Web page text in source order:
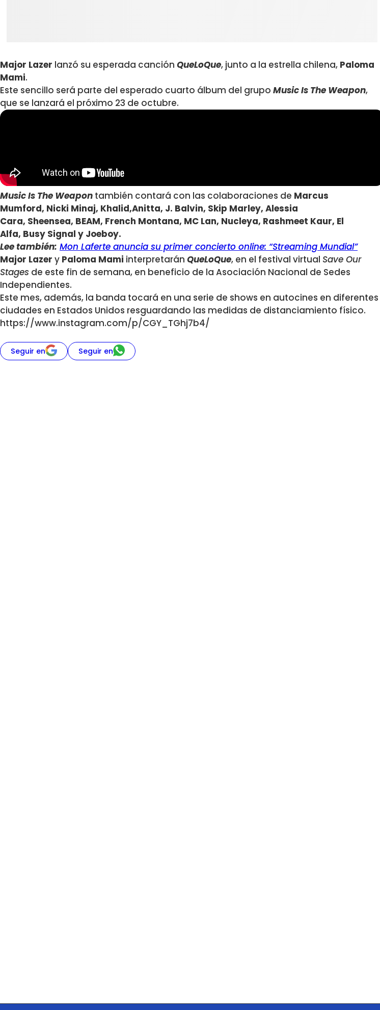
Major Lazer lanzó su esperada canción QueLoQue, junto a la estrella chilena, Paloma
Mami.
Este sencillo será parte del esperado cuarto álbum del grupo Music Is The Weapon,
que se lanzará el próximo 23 de octubre.
Music Is The Weapon también contará con las colaboraciones de Marcus
Mumford, Nicki Minaj, Khalid,Anitta, J. Balvin, Skip Marley, Alessia
Cara, Sheensea, BEAM, French Montana, MC Lan, Nucleya, Rashmeet Kaur, El
Alfa, Busy Signal y Joeboy.
Lee también: Mon Laferte anuncia su primer concierto online: “Streaming Mundial”
Major Lazer y Paloma Mami interpretarán QueLoQue, en el festival virtual Save Our
Stages de este fin de semana, en beneficio de la Asociación Nacional de Sedes
Independientes.
Este mes, además, la banda tocará en una serie de shows en autocines en diferentes
ciudades en Estados Unidos resguardando las medidas de distanciamiento físico.
https://www.instagram.com/p/CGY_TGhj7b4/
Seguir en Seguir en